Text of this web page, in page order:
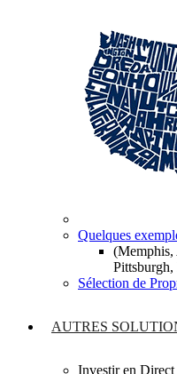
Quelques
(Memphis,
Sélection de
AUTRES
Investir en Direct